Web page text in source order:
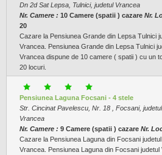
Dn 2d Sat Lepsa, Tulnici, judetul Vrancea
Nr. Camere : 10 Camere (spatii ) cazare Nr.
20
Cazare la Pensiunea Grande din Lepsa Tulnici
Vrancea. Pensiunea Grande din Lepsa Tulnici
Vrancea dispune de 10 camere ( spatii ) cu un
20 locuri.
Pensiunea Laguna Focsani - 4 stele
Str. Cincinat Pavelescu, Nr. 18 , Focsani, judetul
Vrancea
Nr. Camere : 9 Camere (spatii ) cazare Nr.
Cazare la Pensiunea Laguna din Focsani judetul
Vrancea. Pensiunea Laguna din Focsani judetul